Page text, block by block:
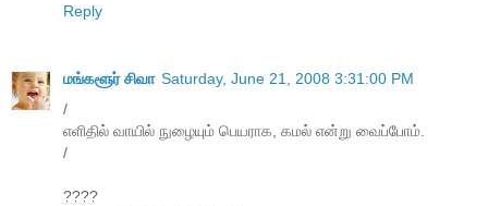
Reply
மங்களூர் சிவா Saturday, June 21, 2008 3:31:00 PM
/
எளிதில் வாயில் நுழையும் பெயராக, கமல் என்று வைப்போம்.
/
????